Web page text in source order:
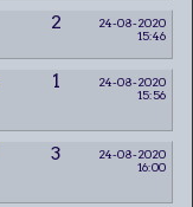
2
24-08-2020
15:46
1
24-08-2020
15:56
3
24-08-2020
16:00